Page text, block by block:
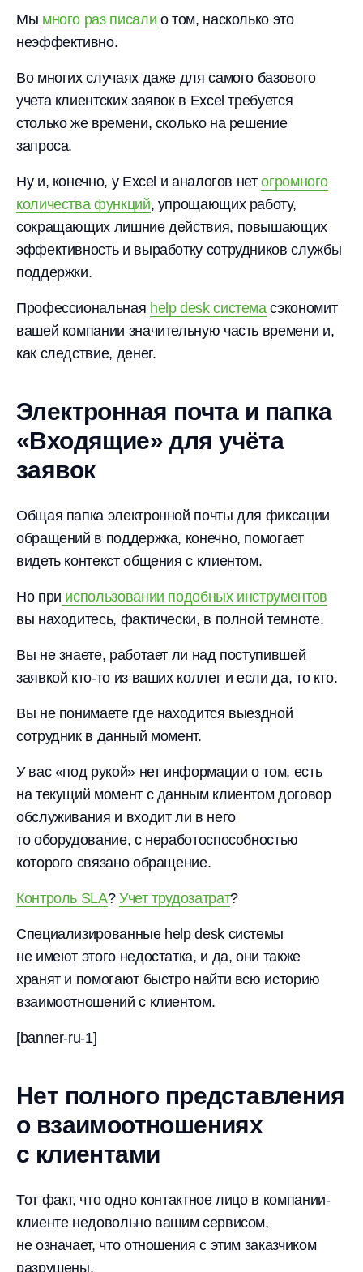
Мы много раз писали о том, насколько это
неэффективно.
Во многих случаях даже для самого базового
учета клиентских заявок в Excel требуется
столько же времени, сколько на решение
запроса.
Ну и, конечно, у Excel и аналогов нетогромного
количества функций, упрощающих работу,
сокращающих лишние действия, повышающих
эффективность и выработку сотрудников службы
поддержки.
Профессиональная help desk системасэкономит
вашей компании значительную часть времени и,
как следствие, денег.
Электронная почта и папка
«Входящие» для учёта
заявок
Общая папка электронной почты для фиксации
обращений в поддержка, конечно, помогает
видеть контекст общения с клиентом.
Но при использовании подобных инструментов
вы находитесь, фактически, в полной темноте.
Вы не знаете, работает ли над поступившей
заявкой кто-то из ваших коллег и если да, то кто.
Вы не понимаете где находится выездной
сотрудник в данный момент.
У вас «под рукой» нет информации о том, есть
на текущий момент с данным клиентом договор
обслуживания и входит ли в него
то оборудование, с неработоспособностью
которого связано обращение.
Контроль SLA? Учет трудозатрат?
Специализированные help desk системы
не имеют этого недостатка, и да, они также
хранят и помогают быстро найти всю историю
взаимоотношений с клиентом.
[banner-ru-1]
Нет полного представления
о взаимоотношениях
с клиентами
Тот факт, что одно контактное лицо в компании-
клиенте недовольно вашим сервисом,
не означает, что отношения с этим заказчиком
разрушены.